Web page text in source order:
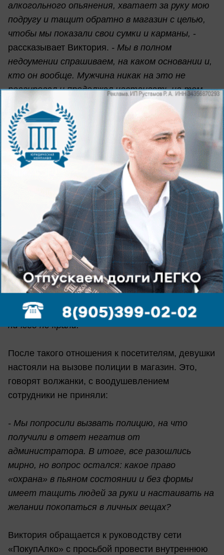
алкогольного опьянения, хватает за руку мою
подругу и тащит обратно в магазин с целью,
чтобы мы показали свои сумки и карманы, -
рассказывает Виктория. - Мы в полном
недоумении спрашиваем, на каком основании и,
кто он вообще. Мужчина никак на это не
реагировал и продолжал настаивать на том,
что мы якобы мы украли мороженое.
В итоге девушки решили не распылять конфликт
и зашли в магазин. Они попросили показать
записи с камер наблюдения, на основании
которых их подозревают в воровстве и позвали
управляющую магазина.
- На просьбу показать запись с камер, мужчина
отреагировал очень остро и стал еще более
злобным,- вспоминает волжанка.- Мы вызвали
администратора, которая сказала, что этот
мужчина - охранник и у него закончилась смена.
мы показали ей сумки, доказав, наконец, что
ничего не крали.
После такого отношения к посетителям, девушки
настояли на вызове полиции в магазин. Это,
говорят волжанки, с воодушевлением
сотрудники не приняли:
- Мы попросили вызвать полицию, на что
получили в ответ негатив от
администратора. В итоге, все разошлись
мирно, но вопрос остался: какое право
«охрана» в пьяном состоянии и без формы
имеет тащить людей за руки и настаивать на
желании покопаться в личных вещах?
Виктория обращается к руководству сети
«ПокупАлко» с просьбой провести внутреннюю